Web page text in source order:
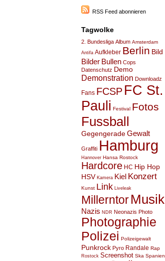
RSS Feed abonnieren
Tagwolke
2. Bundesliga Album Amsterdam
Antifa Aufkleber Berlin Bild
Bilder Bullen Cops
Datenschutz Demo
Demonstration Downloadz
Fans FCSP FC St.
Pauli Festival Fotos
Fussball
GegengeradeGewalt
Graffiti Hamburg
Hannover Hansa Rostock
Hardcore HC Hip Hop
HSV Kamera Kiel Konzert
Kunst Link Liveleak
Millerntor Musik
Nazis NDR Neonazis Photo
Photographie
Polizei Polizeigewalt
Punkrock Pyro Randale Rap
Rostock Screenshot Ska Spanien